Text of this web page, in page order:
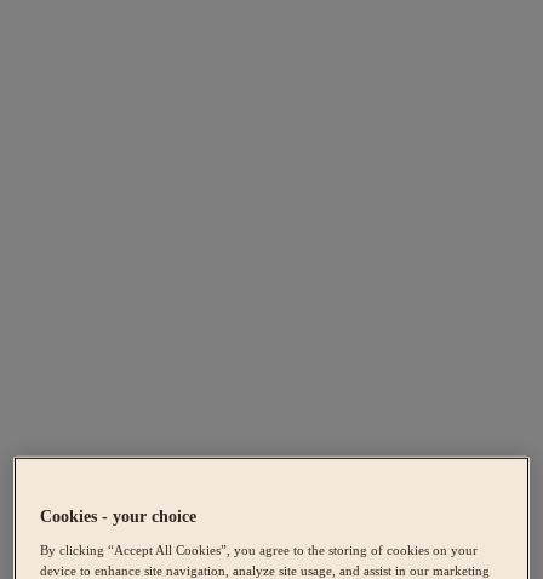
Cookies - your choice
By clicking “Accept All Cookies”, you agree to the storing of cookies on your
device to enhance site navigation, analyze site usage, and assist in our marketing